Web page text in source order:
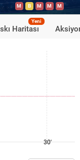
M B M M M
Haritası
Yeni
30'